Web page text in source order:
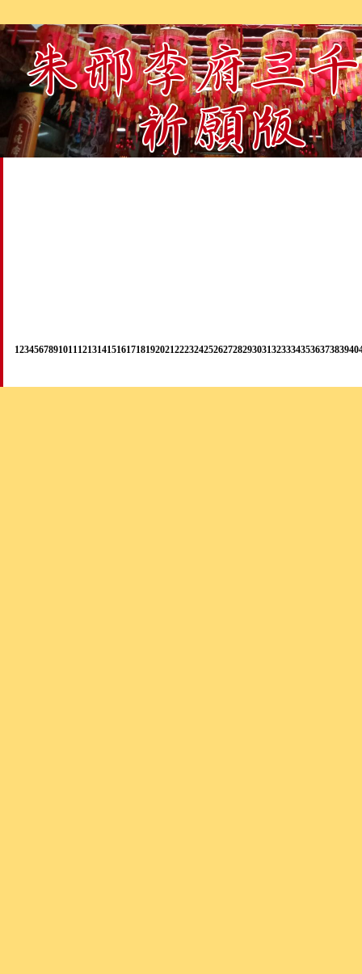
12345678910111213141516171819202122232425262728293031323334353637383940